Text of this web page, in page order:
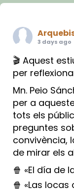
3 days ago
🎬 Aquest
per
Mn. Peio
per a
tots els
preguntes
convivència,
de mirar els
🍿 «El día de
🍿 «Las locas